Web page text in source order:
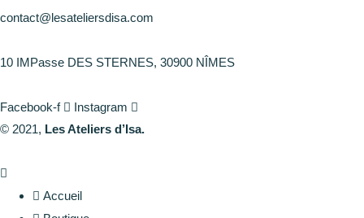
contact@lesateliersdisa.com
10 IMPasse DES STERNES, 30900 NÎMES
Facebook-f
Instagram
© 2021, Les Ateliers d’Isa.
Accueil